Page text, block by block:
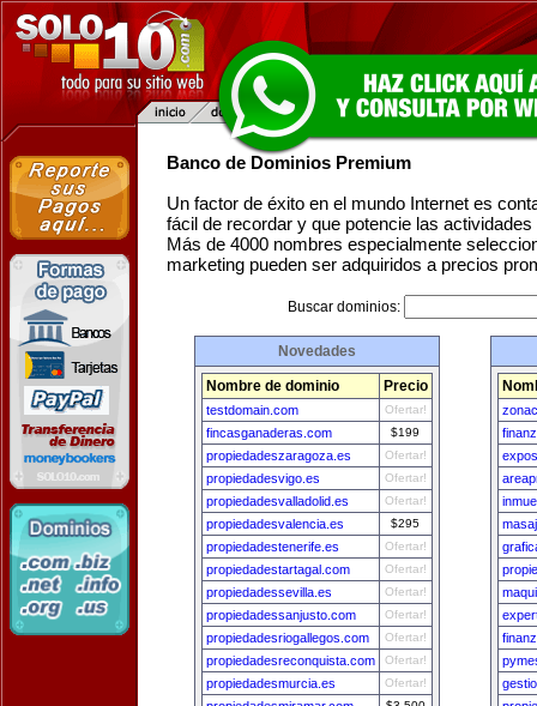
Banco de Dominios Premium
Un factor de éxito en el mundo Internet es
fácil de recordar y que potencie las
Más de 4000 nombres especialmente
marketing pueden ser adquiridos a precios
Buscar dominios:
Novedades
Nombre de dominio Precio
testdomain.com Ofertar!
fincasganaderas.com $199
propiedadeszaragoza.es Ofertar!
propiedadesvigo.es Ofertar!
propiedadesvalladolid.es Ofertar!
propiedadesvalencia.es $295
propiedadestenerife.es Ofertar!
propiedadestartagal.com Ofertar!
propiedadessevilla.es Ofertar!
propiedadessanjusto.com Ofertar!
propiedadesriogallegos.com Ofertar!
propiedadesreconquista.com Ofertar!
propiedadesmurcia.es Ofertar!